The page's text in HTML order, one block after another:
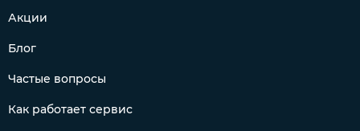
Акции
Блог
Частые вопросы
Как работает сервис